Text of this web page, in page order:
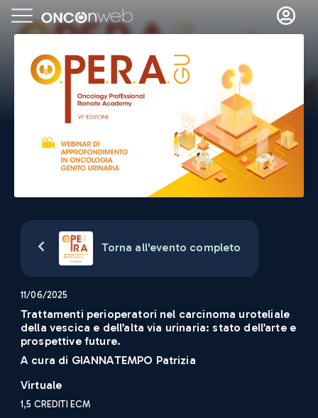
Torna all'evento completo
11/06/2025
Trattamenti perioperatori nel carcinoma uroteliale
della vescica e dell’alta via urinaria: stato dell’arte e
prospettive future.
A cura di GIANNATEMPO Patrizia
Virtuale
1,5 CREDITI ECM